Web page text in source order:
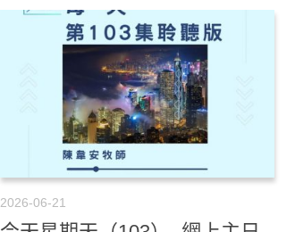
2026-06-21